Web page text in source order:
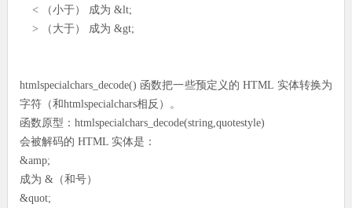
< （小于） 成为 &lt;
> （大于） 成为 &gt;
htmlspecialchars_decode() 函数把一些预定义的 HTML 实体转换为
字符（和htmlspecialchars相反）。
函数原型：htmlspecialchars_decode(string,quotestyle)
会被解码的 HTML 实体是：
&amp;
成为 &（和号）
&quot;